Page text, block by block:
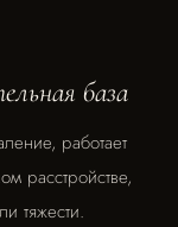
база
работает
расстройстве,
тяжести.